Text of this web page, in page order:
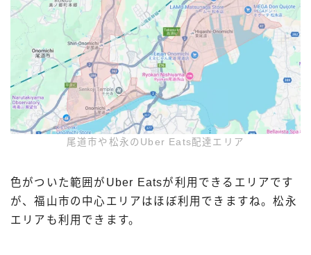
尾道市や松永のUber Eats配達エリア
色がついた範囲がUber Eatsが利用できるエリアです
が、福山市の中心エリアはほぼ利用できますね。松永
エリアも利用できます。